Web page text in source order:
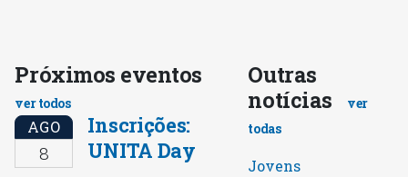
Próximos eventos
ver todos
AGO
8
Inscrições:
UNITA Day
Outras
notícias
ver
todas
Jovens